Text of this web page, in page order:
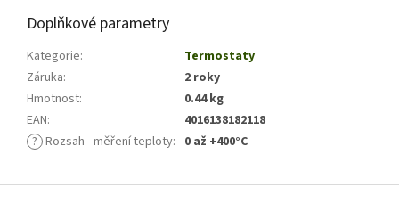
Doplňkové parametry
Kategorie:
Termostaty
Záruka:
2 roky
Hmotnost:
0.44 kg
EAN:
4016138182118
? Rozsah - měření teploty: 0 až +400°C
Z